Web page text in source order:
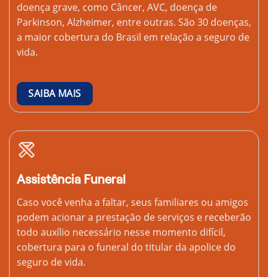
doença grave, como Câncer, AVC, doença de
Parkinson, Alzheimer, entre outras. São 30 doenças,
a maior cobertura do Brasil em relação a seguro de
vida.
SAIBA MAIS
Assistência Funeral
Caso você venha a faltar, seus familiares ou amigos
podem acionar a prestação de serviços e receberão
todo auxílio necessário nesse momento difícil,
cobertura para o funeral do titular da apolice do
seguro de vida.